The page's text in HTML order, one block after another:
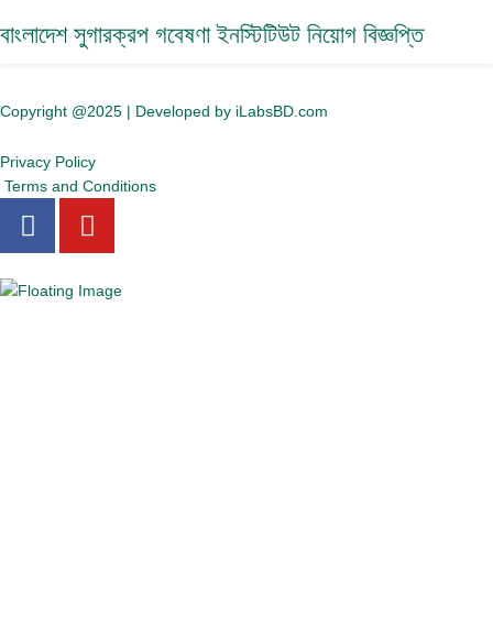
বাংলাদেশ সুগারক্রপ গবেষণা ইনস্টিটিউট নিয়োগ বিজ্ঞপ্তি
Copyright @2025 | Developed by iLabsBD.com
Privacy Policy
Terms and Conditions